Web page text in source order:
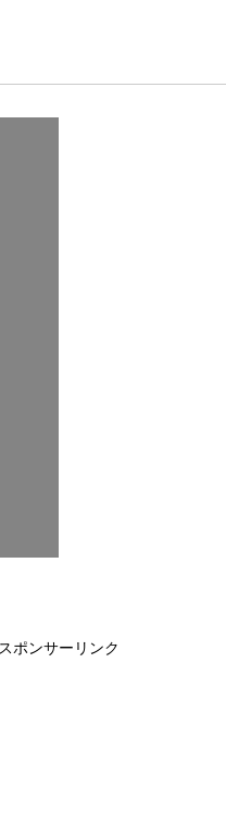
スポンサーリンク